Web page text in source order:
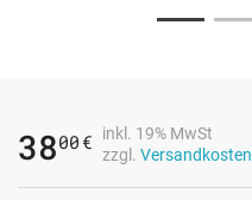
3800 €
inkl. 19% MwSt
zzgl. Versandkosten